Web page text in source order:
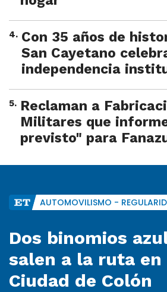
4. Con 35 años de
San Cayetano
independencia
5. Reclaman a
Militares que
previsto" para
AUTOMOVILISMO -
Dos binomios
salen a la ruta en
Ciudad de Colón